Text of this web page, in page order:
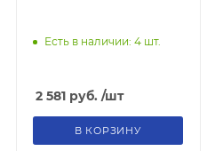
Есть в наличии: 4шт.
2 581руб. /шт
В КОРЗИНУ